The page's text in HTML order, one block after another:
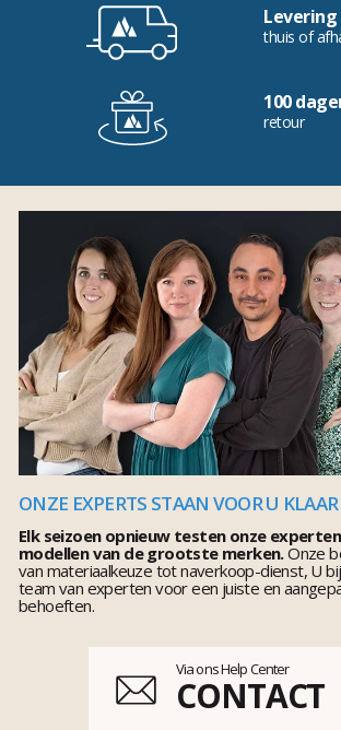
Levering
thuis of
100
retour
ONZE EXPERTS STAAN VOOR U
Elk seizoen opnieuw testen onze
modellen van de grootste merken.Onze
van materiaalkeuze tot naverkoop-dienst, U
team van experten voor een juiste en
behoeften.
Via ons Help Center
CONTACT